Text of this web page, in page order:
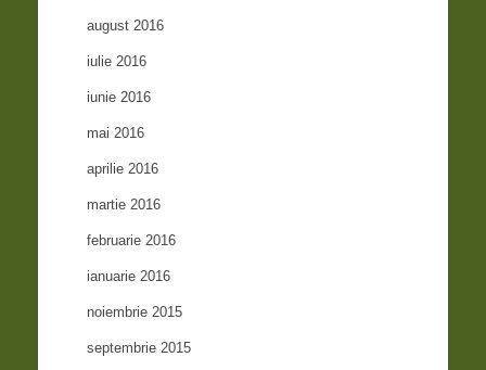
august 2016
iulie 2016
iunie 2016
mai 2016
aprilie 2016
martie 2016
februarie 2016
ianuarie 2016
noiembrie 2015
septembrie 2015